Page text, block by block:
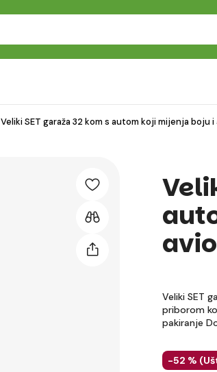
Veliki SET garaža 32 kom s autom koji mijenja boju i
Veliki SET
priborom
pakiranje
-52 % (